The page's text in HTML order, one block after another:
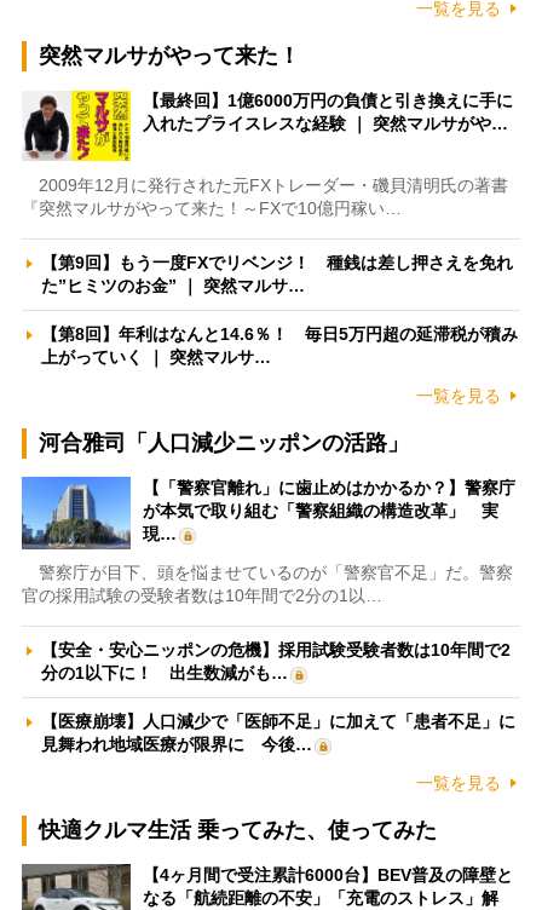
一覧を見る
突然マルサがやって来た！
【最終回】1億6000万円の負債と引き換えに手に
入れたプライスレスな経験 ｜ 突然マルサがや…
2009年12月に発行された元FXトレーダー・磯貝清明氏の著書
『突然マルサがやって来た！～FXで10億円稼い…
【第9回】もう一度FXでリベンジ！ 種銭は差し押さえを免れ
た”ヒミツのお金” ｜ 突然マルサ…
【第8回】年利はなんと14.6％！ 毎日5万円超の延滞税が積み
上がっていく ｜ 突然マルサ…
一覧を見る
河合雅司「人口減少ニッポンの活路」
【「警察官離れ」に歯止めはかかるか？】警察庁
が本気で取り組む「警察組織の構造改革」 実
現…
警察庁が目下、頭を悩ませているのが「警察官不足」だ。警察
官の採用試験の受験者数は10年間で2分の1以…
【安全・安心ニッポンの危機】採用試験受験者数は10年間で2
分の1以下に！ 出生数減がも…
【医療崩壊】人口減少で「医師不足」に加えて「患者不足」に
見舞われ地域医療が限界に 今後…
一覧を見る
快適クルマ生活 乗ってみた、使ってみた
【4ヶ月間で受注累計6000台】BEV普及の障壁と
なる「航続距離の不安」「充電のストレス」解